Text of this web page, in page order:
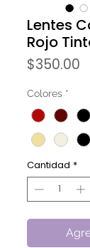
Lentes
Rojo
$350.00
Colores *
Cantidad *